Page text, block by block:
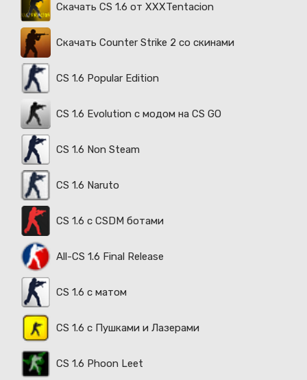
Скачать CS 1.6 от XXXTentacion
Скачать Counter Strike 2 со скинами
CS 1.6 Popular Edition
CS 1.6 Evolution с модом на CS GO
CS 1.6 Non Steam
CS 1.6 Naruto
CS 1.6 с CSDM ботами
All-CS 1.6 Final Release
CS 1.6 с матом
CS 1.6 с Пушками и Лазерами
CS 1.6 Phoon Leet